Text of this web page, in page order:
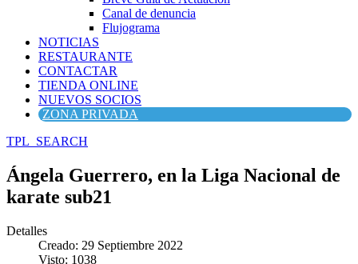
Canal de denuncia
Flujograma
NOTICIAS
RESTAURANTE
CONTACTAR
TIENDA ONLINE
NUEVOS SOCIOS
ZONA PRIVADA
TPL_SEARCH
Ángela Guerrero, en la Liga Nacional de
karate sub21
Detalles
Creado: 29 Septiembre 2022
Visto: 1038